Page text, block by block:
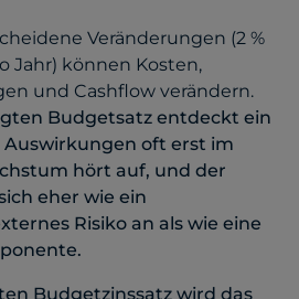
Budgetsatz entdeckt ein
oft erst im
hört auf, und der
eher wie ein
Risiko an als wie eine
Budgetzinssatz wird das